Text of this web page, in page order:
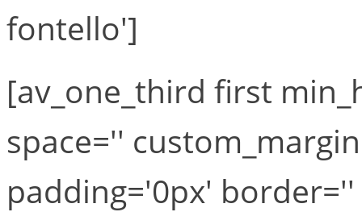
fontello']
[av_one_third first
space=''
padding='0px'